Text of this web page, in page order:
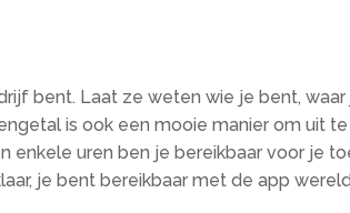
bent. Laat ze weten wie je bent,
is ook een mooie manier om uit
enkele uren ben je bereikbaar voor je
je bent bereikbaar met de app